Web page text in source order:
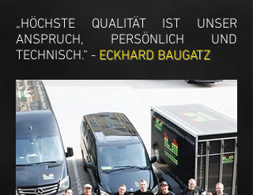
„HÖCHSTE QUALITÄT IST UNSER
ANSPRUCH, PERSÖNLICH UND
TECHNISCH.“ - ECKHARD BAUGATZ